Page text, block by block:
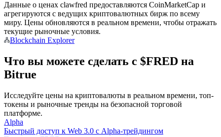
Наслаждайтесь распределением прибыли и комиссиями
за копи-трейдинг
Информация
Данные о ценах clawfred предоставляются CoinMarketCap и
агрегируются с ведущих криптовалютных бирж по всему
миру. Цены обновляются в реальном времени, чтобы отражать
текущие рыночные условия.
Blockchain Explorer
Что вы можете сделать с $FRED на
Bitrue
Исследуйте цены на криптовалюты в реальном времени, топ-
токены и рыночные тренды на безопасной торговой
платформе.
Alpha
Быстрый доступ к Web 3.0 с Alpha-трейдингом